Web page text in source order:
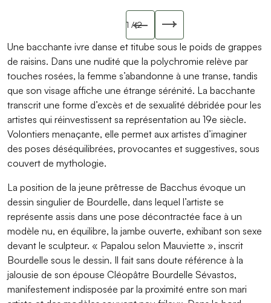
Slide précédente
Slide suivant
1 / 2
Une bacchante ivre danse et titube sous le poids de grappes
de raisins. Dans une nudité que la polychromie relève par
touches rosées, la femme s’abandonne à une transe, tandis
que son visage affiche une étrange sérénité. La bacchante
transcrit une forme d’excès et de sexualité débridée pour les
artistes qui réinvestissent sa représentation au 19e siècle.
Volontiers menaçante, elle permet aux artistes d’imaginer
des poses déséquilibrées, provocantes et suggestives, sous
couvert de mythologie.
La position de la jeune prêtresse de Bacchus évoque un
dessin singulier de Bourdelle, dans lequel l’artiste se
représente assis dans une pose décontractée face à un
modèle nu, en équilibre, la jambe ouverte, exhibant son sexe
devant le sculpteur. « Papalou selon Mauviette », inscrit
Bourdelle sous le dessin. Il fait sans doute référence à la
jalousie de son épouse Cléopâtre Bourdelle Sévastos,
manifestement indisposée par la proximité entre son mari